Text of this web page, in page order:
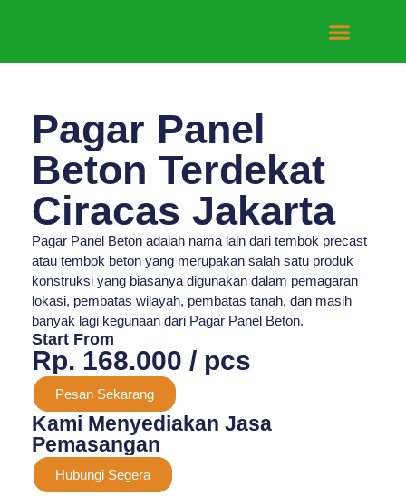
Pagar Panel
Beton Terdekat
Ciracas Jakarta
Pagar Panel Beton adalah nama lain dari tembok precast
atau tembok beton yang merupakan salah satu produk
konstruksi yang biasanya digunakan dalam pemagaran
lokasi, pembatas wilayah, pembatas tanah, dan masih
banyak lagi kegunaan dari Pagar Panel Beton.
Start From
Rp. 168.000 / pcs
Pesan Sekarang
Kami Menyediakan Jasa
Pemasangan
Hubungi Segera